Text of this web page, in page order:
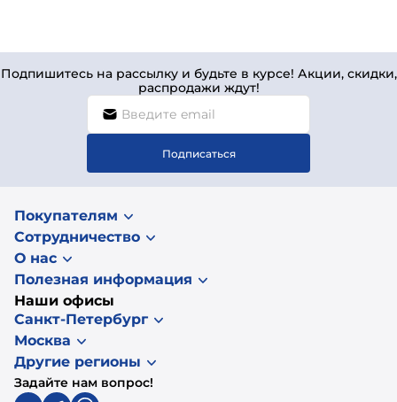
Подпишитесь на рассылку и будьте в курсе! Акции, скидки,
распродажи ждут!
Подписаться
Покупателям
Сотрудничество
О нас
Полезная информация
Наши офисы
Санкт-Петербург
Москва
Другие регионы
Задайте нам вопрос!